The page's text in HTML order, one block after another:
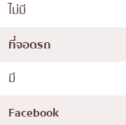
ไม่มี
ที่จอดรถ
มี
Facebook